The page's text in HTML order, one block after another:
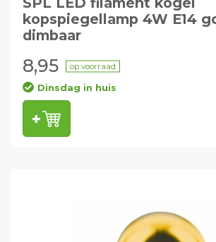
kopspiegellamp 4W E14
dimbaar
8,95 op voorraad
Dinsdag in huis